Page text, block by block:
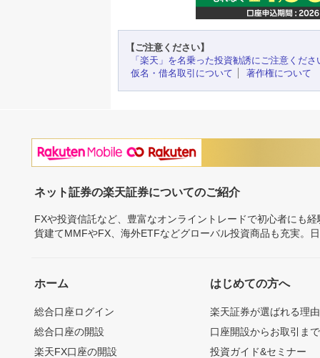
【ご注意ください】
「楽天」を名乗った投資勧誘にご注意くださ
仮名・借名取引について
著作権について
ネット証券の楽天証券についてのご紹介
FXや投資信託など、豊富なオンライントレードで初心者にも
貨建てMMFやFX、海外ETFなどグローバル投資商品も充実。
ホーム
総合口座ログイン
総合口座の開設
楽天FX口座の開設
はじめての方へ
楽天証券が選ばれる理由
口座開設からお取引ま
投資ガイド&セミナー